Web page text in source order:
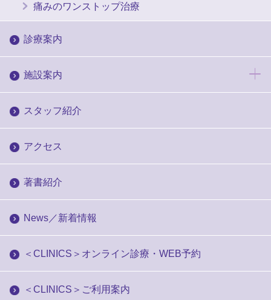
痛みのワンストップ治療
診療案内
施設案内
スタッフ紹介
アクセス
著書紹介
News／新着情報
＜CLINICS＞オンライン診療・WEB予約
＜CLINICS＞ご利用案内